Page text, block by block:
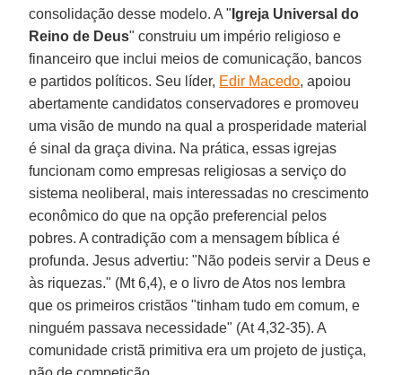
consolidação desse modelo. A " Igreja Universal do
Reino de Deus" construiu um império religioso e
financeiro que inclui meios de comunicação, bancos
e partidos políticos. Seu líder, Edir Macedo, apoiou
abertamente candidatos conservadores e promoveu
uma visão de mundo na qual a prosperidade material
é sinal da graça divina. Na prática, essas igrejas
funcionam como empresas religiosas a serviço do
sistema neoliberal, mais interessadas no crescimento
econômico do que na opção preferencial pelos
pobres. A contradição com a mensagem bíblica é
profunda. Jesus advertiu: "Não podeis servir a Deus e
às riquezas." (Mt 6,4), e o livro de Atos nos lembra
que os primeiros cristãos "tinham tudo em comum, e
ninguém passava necessidade" (At 4,32-35). A
comunidade cristã primitiva era um projeto de justiça,